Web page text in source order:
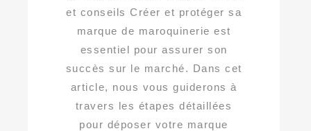
et conseils Créer et protéger sa
marque de maroquinerie est
essentiel pour assurer son
succès sur le marché. Dans cet
article, nous vous guiderons à
travers les étapes détaillées
pour déposer votre marque